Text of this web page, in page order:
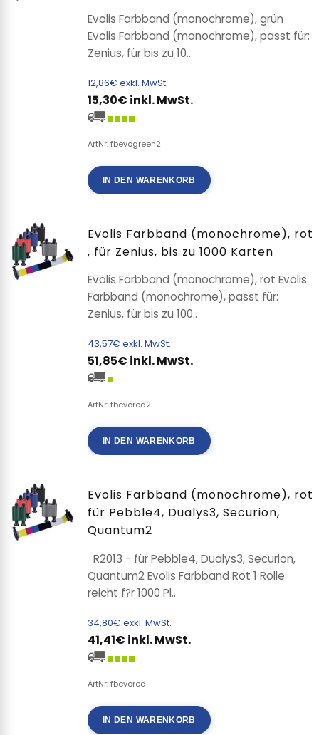
Evolis Farbband (monochrome), grün
Evolis Farbband (monochrome), passt für:
Zenius, für bis zu 10..
12,86€ exkl. MwSt.
15,30€ inkl. MwSt.
ArtNr: fbevogreen2
IN DEN WARENKORB
Evolis Farbband (monochrome), rot
, für Zenius, bis zu 1000 Karten
Evolis Farbband (monochrome), rot Evolis
Farbband (monochrome), passt für:
Zenius, für bis zu 100..
43,57€ exkl. MwSt.
51,85€ inkl. MwSt.
ArtNr: fbevored2
IN DEN WARENKORB
Evolis Farbband (monochrome), rot
für Pebble4, Dualys3, Securion,
Quantum2
R2013 - für Pebble4, Dualys3, Securion,
Quantum2 Evolis Farbband Rot 1 Rolle
reicht f?r 1000 Pl..
34,80€ exkl. MwSt.
41,41€ inkl. MwSt.
ArtNr: fbevored
IN DEN WARENKORB